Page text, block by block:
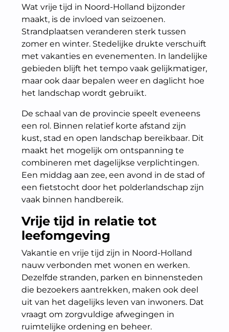
Wat vrije tijd in Noord-Holland bijzonder
maakt, is de invloed van seizoenen.
Strandplaatsen veranderen sterk tussen
zomer en winter. Stedelijke drukte verschuift
met vakanties en evenementen. In landelijke
gebieden blijft het tempo vaak gelijkmatiger,
maar ook daar bepalen weer en daglicht hoe
het landschap wordt gebruikt.
De schaal van de provincie speelt eveneens
een rol. Binnen relatief korte afstand zijn
kust, stad en open landschap bereikbaar. Dit
maakt het mogelijk om ontspanning te
combineren met dagelijkse verplichtingen.
Een middag aan zee, een avond in de stad of
een fietstocht door het polderlandschap zijn
vaak binnen handbereik.
Vrije tijd in relatie tot
leefomgeving
Vakantie en vrije tijd zijn in Noord-Holland
nauw verbonden met wonen en werken.
Dezelfde stranden, parken en binnensteden
die bezoekers aantrekken, maken ook deel
uit van het dagelijks leven van inwoners. Dat
vraagt om zorgvuldige afwegingen in
ruimtelijke ordening en beheer.